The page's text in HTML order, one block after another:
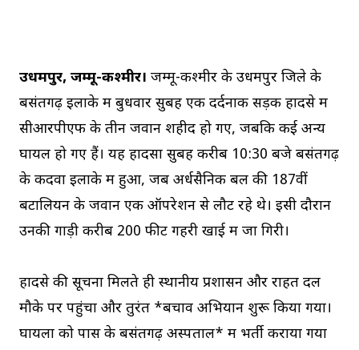
उधमपुर, जम्मू-कश्मीर। जम्मू-कश्मीर के उधमपुर जिले के
बसंतगढ़ इलाके में बुधवार सुबह एक दर्दनाक सड़क हादसे में
सीआरपीएफ के तीन जवान शहीद हो गए, जबकि कई अन्य
घायल हो गए हैं। यह हादसा सुबह करीब 10:30 बजे बसंतगढ़
के कदवा इलाके में हुआ, जब अर्धसैनिक बल की 187वीं
बटालियन के जवान एक ऑपरेशन से लौट रहे थे। इसी दौरान
उनकी गाड़ी करीब 200 फीट गहरी खाई में जा गिरी।
हादसे की सूचना मिलते ही स्थानीय प्रशासन और राहत दल
मौके पर पहुंचा और तुरंत *बचाव अभियान शुरू किया गया।
घायलों को पास के बसंतगढ़ अस्पताल* में भर्ती कराया गया